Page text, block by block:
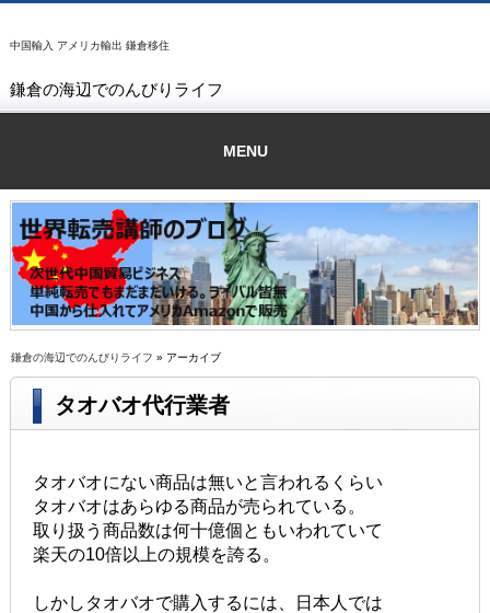
中国輸入 アメリカ輸出 鎌倉移住
鎌倉の海辺でのんびりライフ
MENU
鎌倉の海辺でのんびりライフ » アーカイブ
タオバオ代行業者
タオバオにない商品は無いと言われるくらい
タオバオはあらゆる商品が売られている。
取り扱う商品数は何十億個ともいわれていて
楽天の10倍以上の規模を誇る。
しかしタオバオで購入するには、日本人では